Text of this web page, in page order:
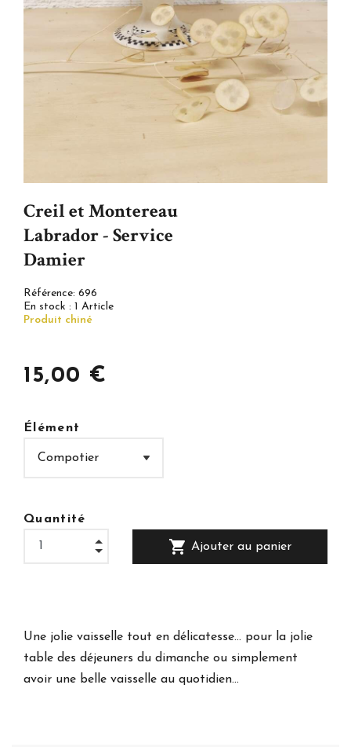
Creil et Montereau
Labrador - Service
Damier
Référence: 696
En stock : 1 Article
Produit chiné
15,00 €
Élément
Quantité
shopping_cart Ajouter au panier
Une jolie vaisselle tout en délicatesse... pour la jolie
table des déjeuners du dimanche ou simplement
avoir une belle vaisselle au quotidien...